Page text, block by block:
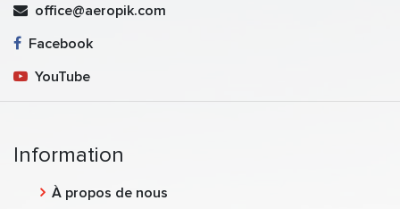
office@aeropik.com
Facebook
YouTube
Information
À propos de nous